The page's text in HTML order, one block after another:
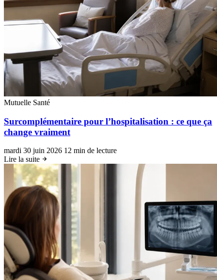
Mutuelle Santé
Surcomplémentaire pour l’hospitalisation : ce que ça
change vraiment
mardi 30 juin 2026 12 min de lecture
Lire la suite